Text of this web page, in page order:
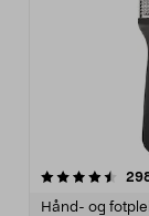
Hånd- og
4.0av 5